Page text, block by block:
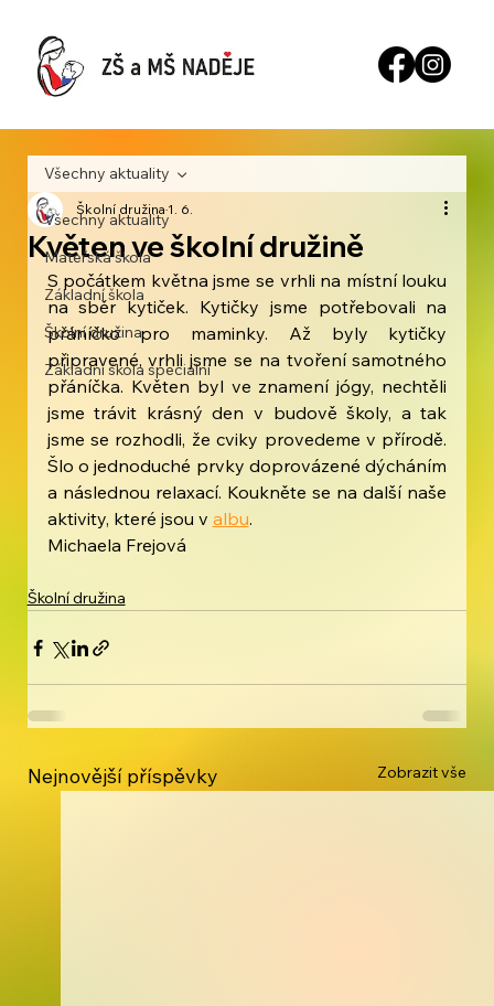
Všechny aktuality
Mateřská škola
Základní škola
Školní družina
Základní škola speciální
Všechny aktuality
Květen ve školní družině
Školní družina1. 6.
S počátkem května jsme se vrhli na místní louku
na sběr kytiček. Kytičky jsme potřebovali na
přáníčko pro maminky. Až byly kytičky
připravené, vrhli jsme se na tvoření samotného
přáníčka. Květen byl ve znamení jógy, nechtěli
jsme trávit krásný den v budově školy, a tak
jsme se rozhodli, že cviky provedeme v přírodě.
Šlo o jednoduché prvky doprovázené dýcháním
a následnou relaxací. Koukněte se na další naše
aktivity, které jsou v albu.
Michaela Frejová
Školní družina
Nejnovější příspěvky Zobrazit vše